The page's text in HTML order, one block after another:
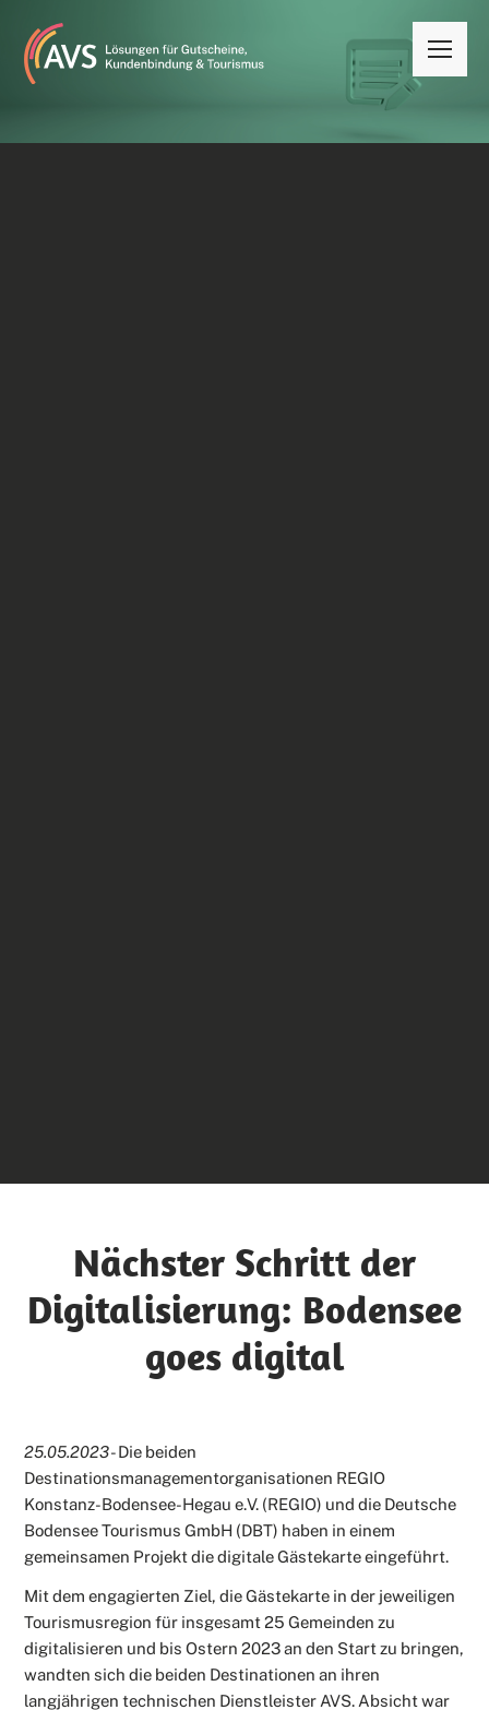
Nächster Schritt der
Digitalisierung: Bodensee
goes digital
25.05.2023- Die beiden
Destinationsmanagementorganisationen REGIO
Konstanz-Bodensee-Hegau e.V. (REGIO) und die Deutsche
Bodensee Tourismus GmbH (DBT) haben in einem
gemeinsamen Projekt die digitale Gästekarte eingeführt.
Mit dem engagierten Ziel, die Gästekarte in der jeweiligen
Tourismusregion für insgesamt 25 Gemeinden zu
digitalisieren und bis Ostern 2023 an den Start zu bringen,
wandten sich die beiden Destinationen an ihren
langjährigen technischen Dienstleister AVS. Absicht war